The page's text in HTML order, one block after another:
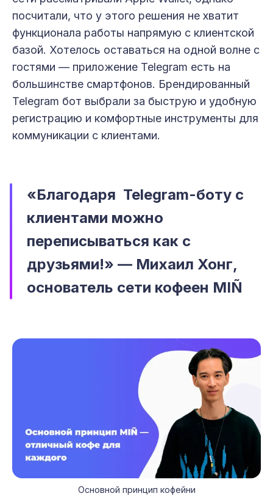
посчитали, что у этого решения не хватит
функционала работы напрямую с клиентской
базой. Хотелось оставаться на одной волне с
гостями — приложение Telegram есть на
большинстве смартфонов. Брендированный
Telegram бот выбрали за быструю и удобную
регистрацию и комфортные инструменты для
коммуникации с клиентами.
«Благодаря Telegram-боту с
клиентами можно
переписываться как с
друзьями!» — Михаил Хонг,
основатель сети кофеен MIÑ
Основной принцип кофейни